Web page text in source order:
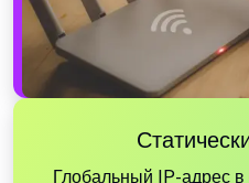
Глобальный IP-адрес в